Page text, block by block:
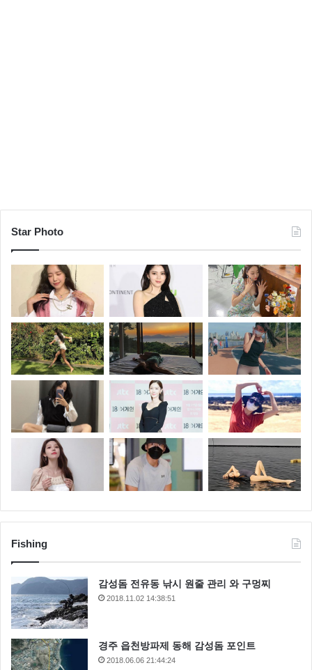
Star Photo
Fishing
감성돔 전유동 낚시 원줄 관리 와 구멍찌
2018.11.02 14:38:51
경주 읍천방파제 동해 감성돔 포인트
2018.06.06 21:44:24